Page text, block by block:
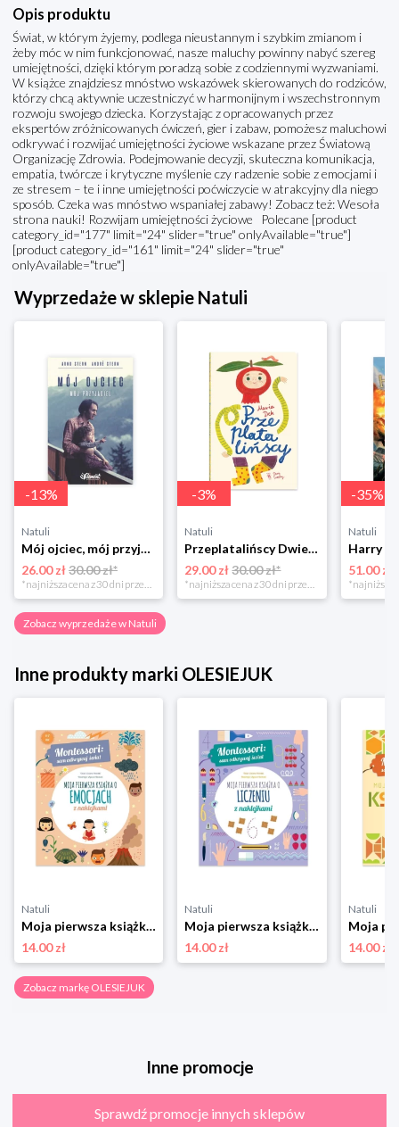
Opis produktu
Świat, w którym żyjemy, podlega nieustannym i szybkim zmianom i
żeby móc w nim funkcjonować, nasze maluchy powinny nabyć szereg
umiejętności, dzięki którym poradzą sobie z codziennymi wyzwaniami.
W książce znajdziesz mnóstwo wskazówek skierowanych do rodziców,
którzy chcą aktywnie uczestniczyć w harmonijnym i wszechstronnym
rozwoju swojego dziecka. Korzystając z opracowanych przez
ekspertów zróżnicowanych ćwiczeń, gier i zabaw, pomożesz maluchowi
odkrywać i rozwijać umiejętności życiowe wskazane przez Światową
Organizację Zdrowia. Podejmowanie decyzji, skuteczna komunikacja,
empatia, twórcze i krytyczne myślenie czy radzenie sobie z emocjami i
ze stresem – te i inne umiejętności poćwiczycie w atrakcyjny dla niego
sposób. Czeka was mnóstwo wspaniałej zabawy! Zobacz też: Wesoła
strona nauki! Rozwijam umiejętności życiowe Polecane [product
category_id="177" limit="24" slider="true" onlyAvailable="true"]
[product category_id="161" limit="24" slider="true"
onlyAvailable="true"]
Wyprzedaże w sklepie Natuli
-13%
Natuli
Mój ojciec, mój przyjaciel Element
26.00 zł30.00 zł*
*najniższa cena z 30 dni przed obniżką
-3%
Natuli
Przeplatalińscy Dwie siostry
29.00 zł 30.00 zł*
*najniższa cena z 30 dni przed obniżką
-35%
Natuli
51.00 zł
Zobacz wyprzedaże w Natuli
Inne produkty marki OLESIEJUK
Natuli
Moja pierwsza książka o emocjach. Montessori: sam odkrywaj świat Olesiejuk
14.00 zł
Natuli
Moja pierwsza książka o liczeniu. Montessori: sam odkrywaj świat Olesiejuk
14.00 zł
Natuli
14.00 zł
Zobacz markę OLESIEJUK
Inne promocje
Sprawdź promocje innych sklepów